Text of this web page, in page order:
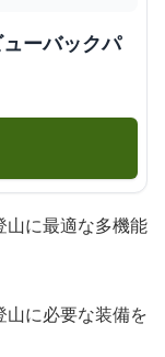
ーバックパ
山に最適な多機能
に必要な装備を